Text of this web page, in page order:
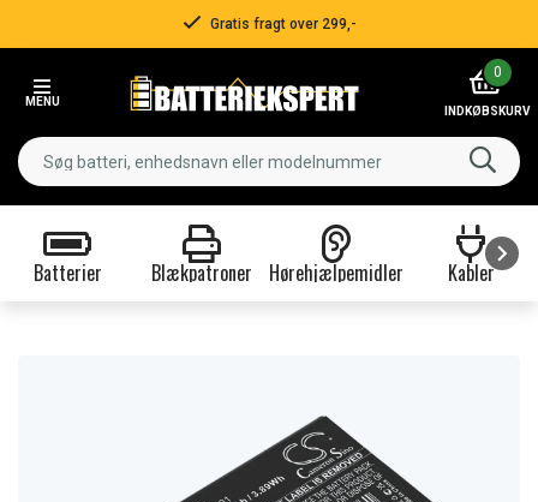
Gratis fragt over 299,-
MENU
0
INDKØBSKURV
Batterier Blækpatroner Hørehjælpemidler Kabler